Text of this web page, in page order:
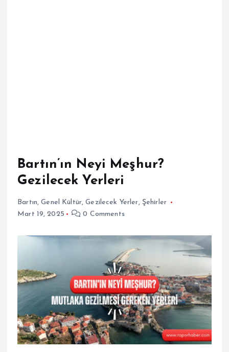
Bartın’ın Neyi Meşhur?
Gezilecek Yerleri
Bartın,Genel Kültür,Gezilecek Yerler, Şehirler
Mart 19, 2025
0 Comments